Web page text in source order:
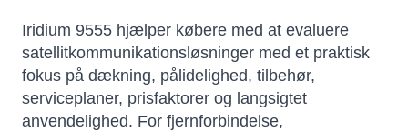
Iridium 9555 hjælper købere med at evaluere
satellitkommunikationsløsninger med et praktisk
fokus på dækning, pålidelighed, tilbehør,
serviceplaner, prisfaktorer og langsigtet
anvendelighed. For fjernforbindelse,